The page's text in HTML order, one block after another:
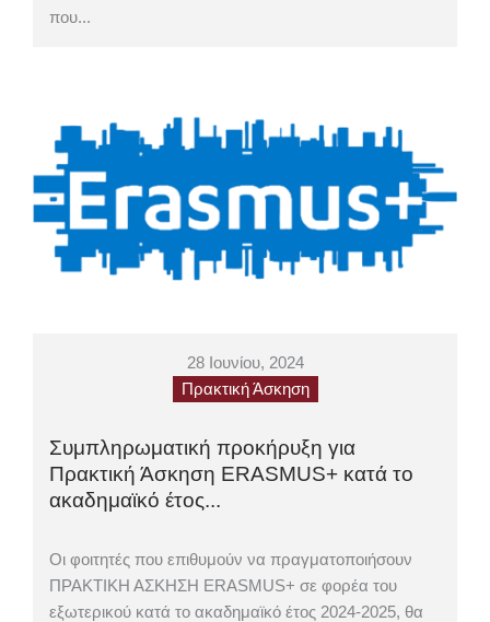
που...
28 Ιουνίου, 2024
Πρακτική Άσκηση
Συμπληρωματική προκήρυξη για
Πρακτική Άσκηση ERASMUS+ κατά το
ακαδημαϊκό έτος...
Οι φοιτητές που επιθυμούν να πραγματοποιήσουν
ΠΡΑΚΤΙΚΗ ΑΣΚΗΣΗ ERASMUS+ σε φορέα του
εξωτερικού κατά το ακαδημαϊκό έτος 2024-2025, θα